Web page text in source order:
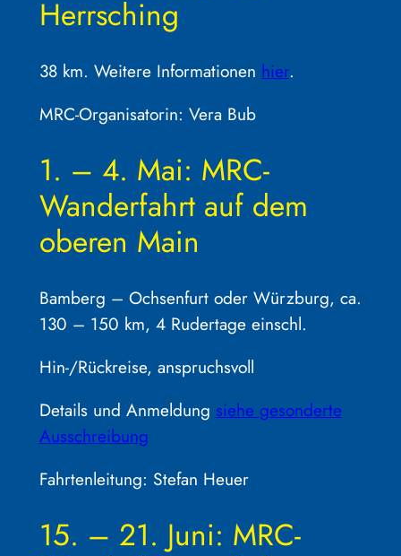
Herrsching
38 km. Weitere Informationen hier.
MRC-Organisatorin: Vera Bub
1. – 4. Mai: MRC-
Wanderfahrt auf dem
oberen Main
Bamberg – Ochsenfurt oder Würzburg, ca.
130 – 150 km, 4 Rudertage einschl.
Hin-/Rückreise, anspruchsvoll
Details und Anmeldung siehe gesonderte
Ausschreibung
Fahrtenleitung: Stefan Heuer
15. – 21. Juni: MRC-